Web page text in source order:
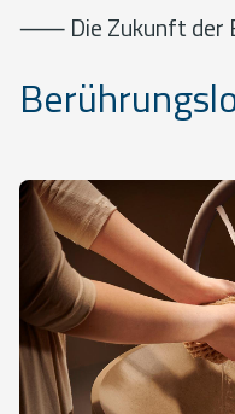
⸺ Die Zukunft der